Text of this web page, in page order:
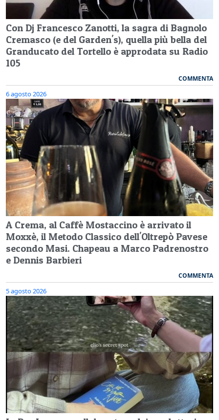
Con Dj Francesco Zanotti, la sagra di Bagnolo
Cremasco (e del Garden's), quella più bella del
Granducato del Tortello è approdata su Radio
105
COMMENTA
6 agosto 2026
A Crema, al Caffè Mostaccino è arrivato il
Moxxè, il Metodo Classico dell'Oltrepò Pavese
secondo Masi. Chapeau a Marco Padrenostro
e Dennis Barbieri
COMMENTA
5 agosto 2026